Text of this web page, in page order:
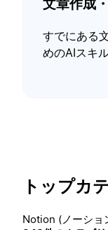
文章作成
すでにある
めのAIスキル
トップカ
Notion (ノーショ